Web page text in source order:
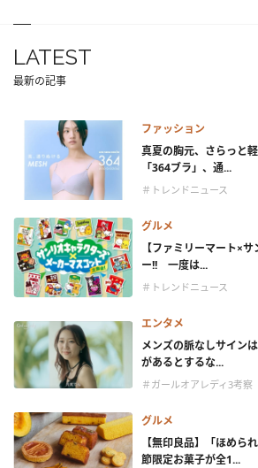
LATEST
最新の記事
ファッション
真夏の胸元、さらっと
「364ブラ」、通...
＃トレンドニュース
グルメ
【ファミリーマート×
ー!! 一度は...
＃トレンドニュース
エンタメ
メンズの脈なしサイン
があるとするな...
＃ガールオアレディ3考察
グルメ
【無印良品】「ほめら
節限定お菓子が全1...